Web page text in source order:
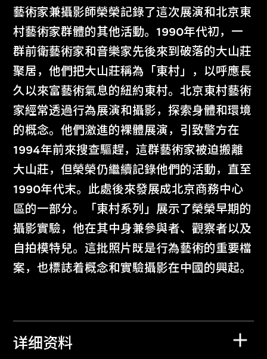
藝術家兼攝影師榮榮記錄了這次展演和北京東
村藝術家群體的其他活動。1990年代初，一
群前衛藝術家和音樂家先後來到破落的大山莊
聚居，他們把大山莊稱為「東村」，以呼應長
久以來富藝術氣息的紐約東村。北京東村藝術
家經常透過行為展演和攝影，探索身體和環境
的概念。他們激進的裸體展演，引致警方在
1994年前來搜查驅趕，這群藝術家被迫搬離
大山莊，但榮榮仍繼續記錄他們的活動，直至
1990年代末。此處後來發展成北京商務中心
區的一部分。「東村系列」展示了榮榮早期的
攝影實驗，他在其中身兼參與者、觀察者以及
自拍模特兒。這批照片既是行為藝術的重要檔
案，也標誌着概念和實驗攝影在中國的興起。
详细资料